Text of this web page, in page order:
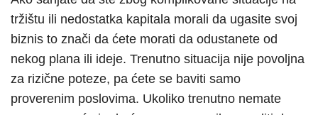
tržištu ili nedostatka kapitala morali da ugasite svoj
biznis to znači da ćete morati da odustanete od
nekog plana ili ideje. Trenutno situacija nije povoljna
za rizične poteze, pa ćete se baviti samo
proverenim poslovima. Ukoliko trenutno nemate